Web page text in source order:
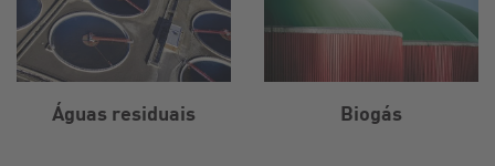
Águas residuais Biogás